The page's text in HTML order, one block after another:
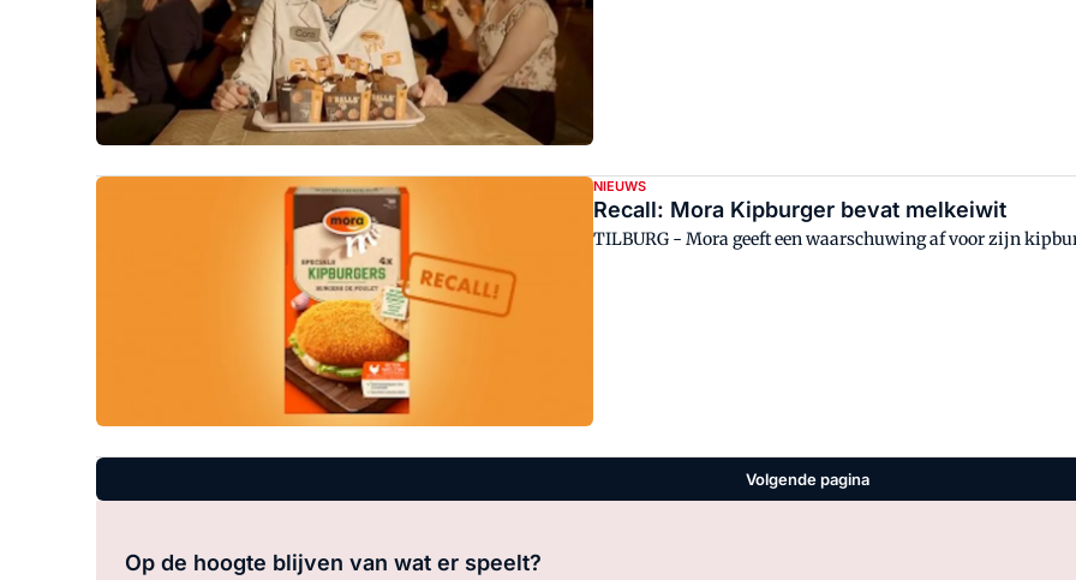
NIEUWS
Recall: Mora Kipburger bevat melkeiwit
TILBURG - Mora geeft een waarschuwing af voor zijn
Volgende pagina
Op de hoogte blijven van wat er speelt?